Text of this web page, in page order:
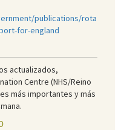
publications/rota
for-england
actualizados,
Centre (NHS/Reino
más importantes y más